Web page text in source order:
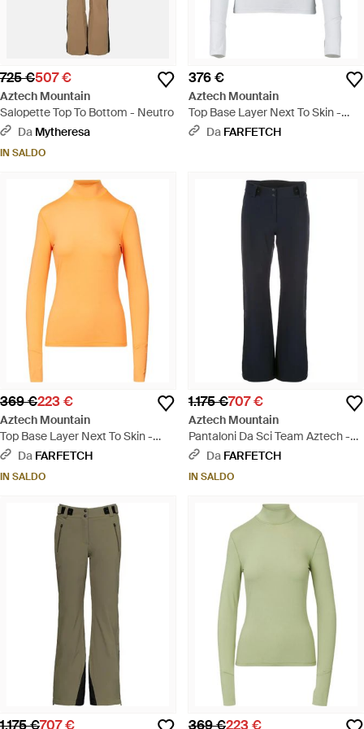
725 €507 €
Aztech Mountain
Salopette Top To Bottom - Neutro
Da Mytheresa
IN SALDO
376 €
Aztech Mountain
Top Base Layer Next To Skin -
Bianco
Da FARFETCH
369 €223 €
Aztech Mountain
Top Base Layer Next To Skin -
Arancione
Da FARFETCH
IN SALDO
1.175 €707 €
Aztech Mountain
Pantaloni Da Sci Team Aztech -
Blu Da FARFETCH
IN SALDO
1.175 €707 € 369 €223 €